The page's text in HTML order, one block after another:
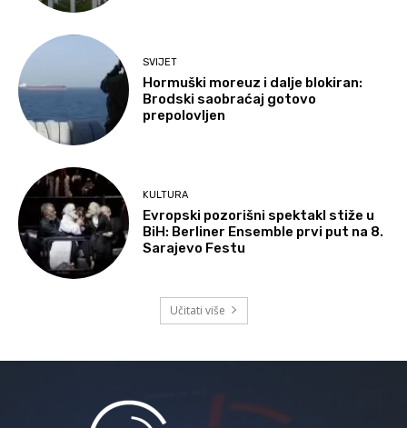
SVIJET
Hormuški moreuz i dalje blokiran:
Brodski saobraćaj gotovo
prepolovljen
KULTURA
Evropski pozorišni spektakl stiže u
BiH: Berliner Ensemble prvi put na 8.
Sarajevo Festu
Učitati više